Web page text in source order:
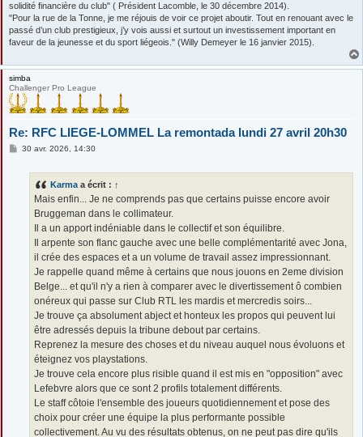
solidité financière du club" ( Président Lacomble, le 30 décembre 2014).
"Pour la rue de la Tonne, je me réjouis de voir ce projet aboutir. Tout en renouant avec le
passé d’un club prestigieux, j’y vois aussi et surtout un investissement important en
faveur de la jeunesse et du sport liégeois." (Willy Demeyer le 16 janvier 2015).
simba
Challenger Pro League
Re: RFC LIEGE-LOMMEL La remontada lundi 27 avril 20h30
M30 avr. 2026, 14:30
Karma a écrit : ↑
Mais enfin... Je ne comprends pas que certains puisse encore avoir
Bruggeman dans le collimateur.
Il a un apport indéniable dans le collectif et son équilibre.
Il arpente son flanc gauche avec une belle complémentarité avec Jona,
il crée des espaces et a un volume de travail assez impressionnant.
Je rappelle quand même à certains que nous jouons en 2eme division
Belge... et qu'il n'y a rien à comparer avec le divertissement ô combien
onéreux qui passe sur Club RTL les mardis et mercredis soirs...
Je trouve ça absolument abject et honteux les propos qui peuvent lui
être adressés depuis la tribune debout par certains.
Reprenez la mesure des choses et du niveau auquel nous évoluons et
éteignez vos playstations.
Je trouve cela encore plus risible quand il est mis en "opposition" avec
Lefebvre alors que ce sont 2 profils totalement différents.
Le staff côtoie l'ensemble des joueurs quotidiennement et pose des
choix pour créer une équipe la plus performante possible
collectivement. Au vu des résultats obtenus, on ne peut pas dire qu'ils